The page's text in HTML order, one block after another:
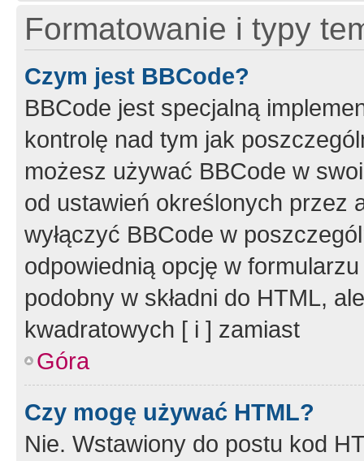
Formatowanie i typy
Czym jest BBCode?
BBCode jest specjalną
kontrolę nad tym jak
możesz używać BBCode w
od ustawień określonych przez
wyłączyć BBCode w
odpowiednią opcję w
podobny w składni do HTML,
kwadratowych [ i ] zamiast
Góra
Czy mogę używać HTML?
Nie. Wstawiony do postu kod